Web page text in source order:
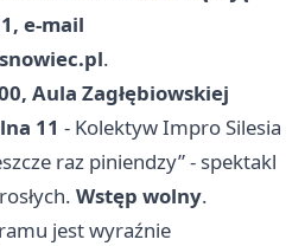
e-mail
.
Aula Zagłębiowskiej
11 - Kolektyw Impro Silesia
raz piniendzy” - spektakl
Wstęp wolny.
jest wyraźnie